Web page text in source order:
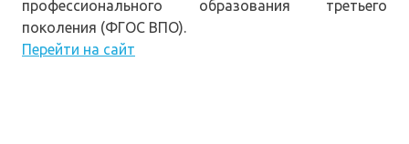
профессионального образования третьего
поколения (ФГОС ВПО).
Перейти на сайт